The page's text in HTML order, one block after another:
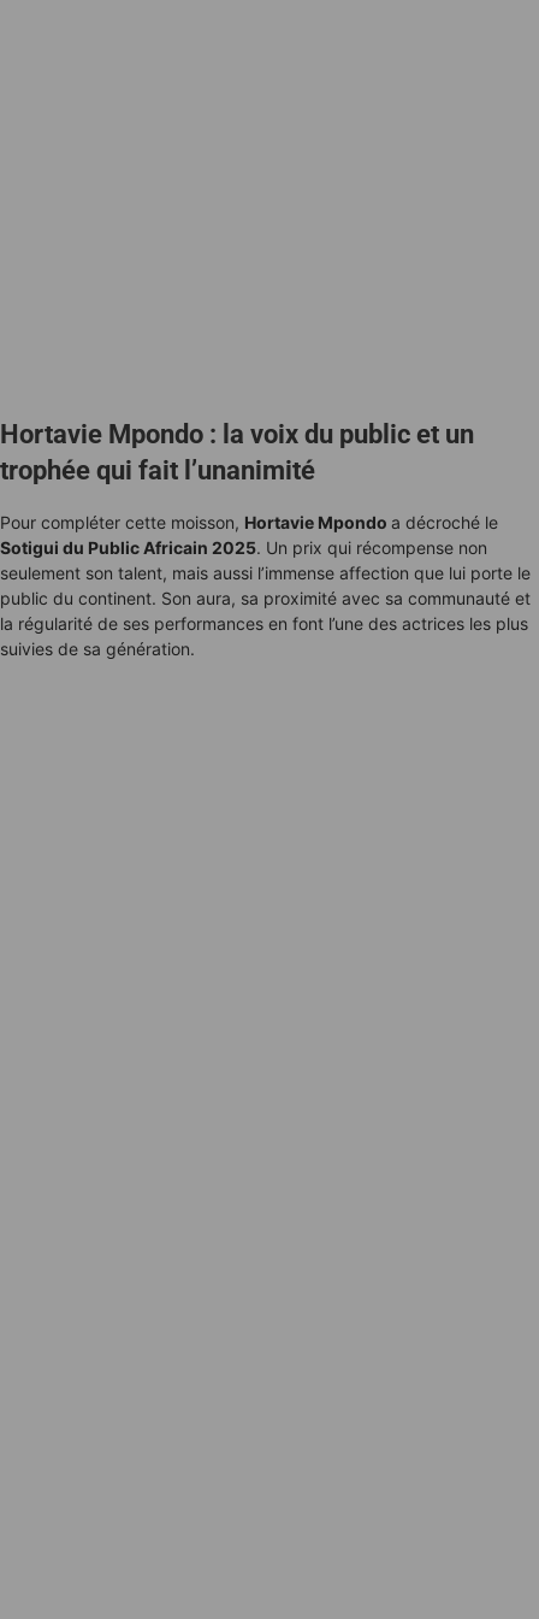
Hortavie Mpondo : la voix du public et un
trophée qui fait l’unanimité
Pour compléter cette moisson, Hortavie Mpondo a décroché le
Sotigui du Public Africain 2025. Un prix qui récompense non
seulement son talent, mais aussi l’immense affection que lui porte le
public du continent. Son aura, sa proximité avec sa communauté et
la régularité de ses performances en font l’une des actrices les plus
suivies de sa génération.